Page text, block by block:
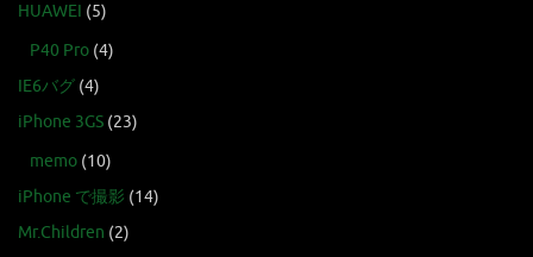
HUAWEI (5)
P40 Pro (4)
IE6バグ (4)
iPhone 3GS (23)
memo (10)
iPhone で撮影 (14)
Mr.Children (2)